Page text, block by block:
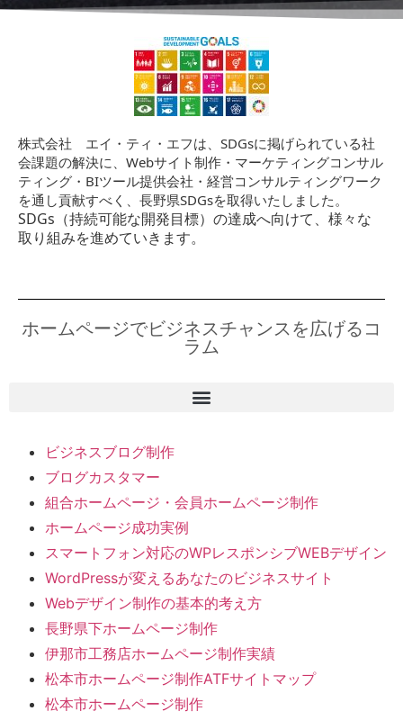
株式会社 エイ・ティ・エフは、SDGsに掲げられている社
会課題の解決に、Webサイト制作・マーケティングコンサル
ティング・BIツール提供会社・経営コンサルティングワーク
を通し貢献すべく、長野県SDGsを取得いたしました。
SDGs（持続可能な開発目標）の達成へ向けて、様々な
取り組みを進めていきます。
ホームページでビジネスチャンスを広げるコ
ラム
ビジネスブログ制作
ブログカスタマー
組合ホームページ・会員ホームページ制作
ホームページ成功実例
スマートフォン対応のWPレスポンシブWEBデザイン
WordPressが変えるあなたのビジネスサイト
Webデザイン制作の基本的考え方
長野県下ホームページ制作
伊那市工務店ホームページ制作実績
松本市ホームページ制作ATFサイトマップ
松本市ホームページ制作